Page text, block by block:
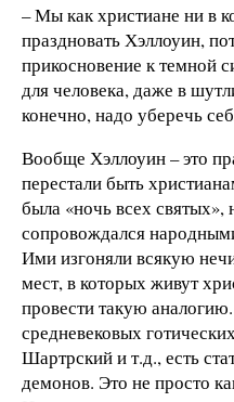
– Мы как христиане ни в
праздновать Хэллоуин,
прикосновение к темной
для человека, даже в
конечно, надо уберечь
Вообще Хэллоуин – это
перестали быть
была «ночь всех
сопровождался
Ими изгоняли всякую
мест, в которых живут
провести такую
средневековых
Шартрский и т.д., есть
демонов. Это не просто